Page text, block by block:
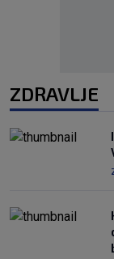
ZDRAVLJE